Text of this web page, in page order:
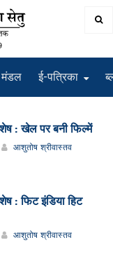
मंडल ई-पत्रिका
: खेल पर बनी फिल्में
आशुतोष श्रीवास्तव
: फिट इंडिया हिट
आशुतोष श्रीवास्तव